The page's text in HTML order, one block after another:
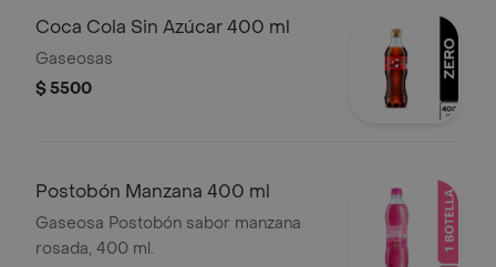
Coca Cola Sin Azúcar 400 ml
Gaseosas
$ 5500
Postobón Manzana 400 ml
Gaseosa Postobón sabor manzana
rosada, 400 ml.